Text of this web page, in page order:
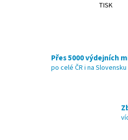
TISK
Přes 5000 výdejních
po celé ČR i na Slovensku